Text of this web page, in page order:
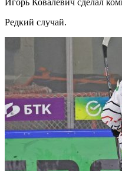
Редкий случай.